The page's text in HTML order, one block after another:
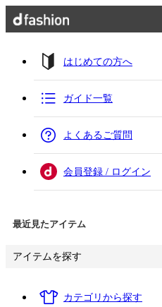
はじめての方へ
ガイド一覧
よくあるご質問
会員登録 / ログイン
最近見たアイテム
アイテムを探す
カテゴリから探す